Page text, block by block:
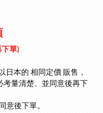
單)
日本的 相同定價 販售，
考量清楚、並同意後再下
意後下單。